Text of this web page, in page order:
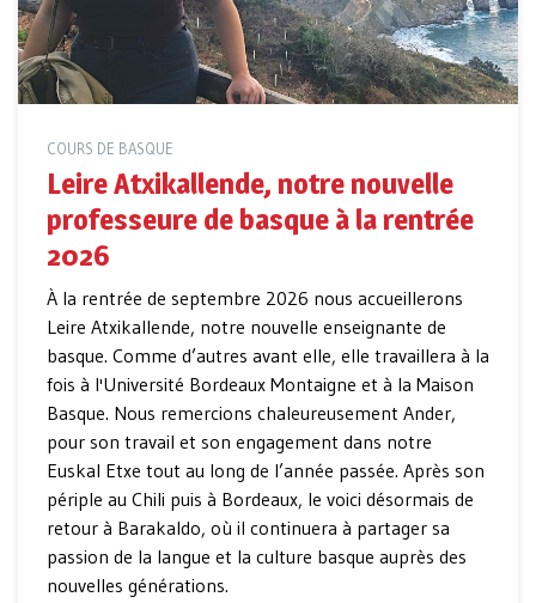
COURS DE BASQUE
Leire Atxikallende, notre nouvelle
professeure de basque à la rentrée
2026
À la rentrée de septembre 2026 nous accueillerons
Leire Atxikallende, notre nouvelle enseignante de
basque. Comme d’autres avant elle, elle travaillera à la
fois à l'Université Bordeaux Montaigne et à la Maison
Basque. Nous remercions chaleureusement Ander,
pour son travail et son engagement dans notre
Euskal Etxe tout au long de l’année passée. Après son
périple au Chili puis à Bordeaux, le voici désormais de
retour à Barakaldo, où il continuera à partager sa
passion de la langue et la culture basque auprès des
nouvelles générations.